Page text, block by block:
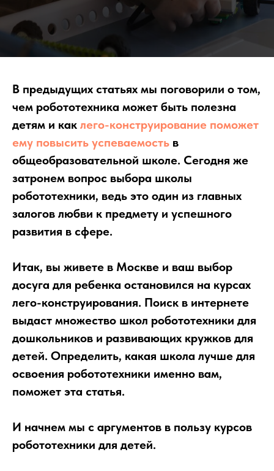
В предыдущих статьях мы поговорили о том,
чем робототехника может быть полезна
детям и как лего-конструирование поможет
ему повысить успеваемость в
общеобразовательной школе. Сегодня же
затронем вопрос выбора школы
робототехники, ведь это один из главных
залогов любви к предмету и успешного
развития в сфере.
Итак, вы живете в Москве и ваш выбор
досуга для ребенка остановился на курсах
лего-конструирования. Поиск в интернете
выдаст множество школ робототехники для
дошкольников и развивающих кружков для
детей. Определить, какая школа лучше для
освоения робототехники именно вам,
поможет эта статья.
И начнем мы с аргументов в пользу курсов
робототехники для детей.